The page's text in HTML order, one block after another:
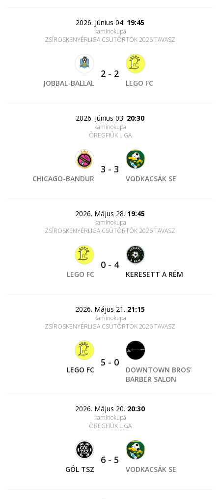
2026. Június 04. 19:45
kaminokupa
ZSÍROSKENYÉRLIGA CSÜTÖRTÖK 2026 TAVASZ
JOBBAL-BALLAL
2 - 2
LEGO FC
2026. Június 03. 20:30
kaminokupa
ÖREGFIÚK LIGA
CHICAGO-BANDUR
3 - 3
VODKACSÁK SE
2026. Május 28. 19:45
kaminokupa
ZSÍROSKENYÉRLIGA CSÜTÖRTÖK 2026 TAVASZ
LEGO FC
0 - 4
KERESETT A RÉM
2026. Május 21. 21:15
kaminokupa
ZSÍROSKENYÉRLIGA CSÜTÖRTÖK 2026 TAVASZ
LEGO FC
5 - 0
DOWNTOWN BROS'
BARBER SALON
2026. Május 20. 20:30
kaminokupa
ÖREGFIÚK LIGA
GÓL TSZ
6 - 5
VODKACSÁK SE